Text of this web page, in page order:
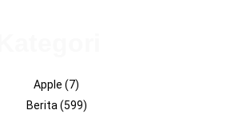
Apple (7)
Berita (599)